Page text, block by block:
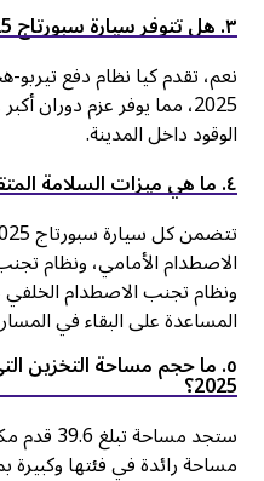
۳. هل تتوفر سيارة سبورتاج 2025 بنسخة هجينة؟
نعم، تقدم كيا نظام دفع
2025، مما يوفر عزم
الوقود داخل المدينة.
٤. ما هي ميزات السلامة المتقدمة المتوفرة؟
الاصطدام الأمامي، ونظام
ونظام تجنب الاصطدام الخلفي
المساعدة على البقاء في
٥. ما حجم مساحة التخزين
2025؟
ستجد
مساحة رائدة في فئتها